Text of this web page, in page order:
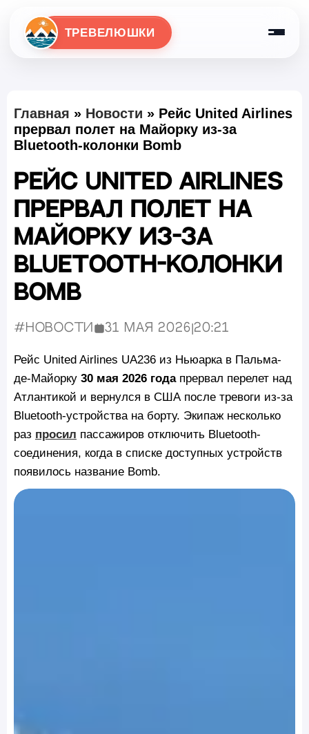
ТРЕВЕЛЮШКИ
Главная » Новости » Рейс United Airlines
прервал полет на Майорку из-за
Bluetooth-колонки Bomb
Рейс United Airlines
прервал полет на
Майорку из-за
Bluetooth-колонки
Bomb
#Новости Опубликовано:
31 мая 2026 |20:21
Рейс United Airlines UA236 из Ньюарка в Пальма-
де-Майорку 30 мая 2026 годапрервал перелет над
Атлантикой и вернулся в США после тревоги из-за
Bluetooth-устройства на борту. Экипаж несколько
раз просил пассажиров отключить Bluetooth-
соединения, когда в списке доступных устройств
появилось название Bomb.